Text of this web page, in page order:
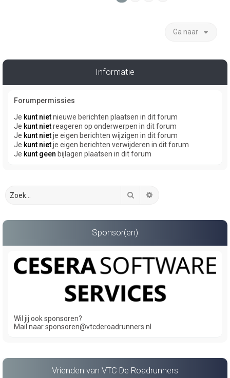
Ga naar
Informatie
Forumpermissies
Je kunt nietnieuwe berichten plaatsen in dit forum
Je kunt nietreageren op onderwerpen in dit forum
Je kunt nietje eigen berichten wijzigen in dit forum
Je kunt nietje eigen berichten verwijderen in dit forum
Je kunt geen bijlagen plaatsen in dit forum
Zoek
Sponsor(en)
Wil jij ook sponsoren?
Mail naar sponsoren@vtcderoadrunners.nl
Vrienden van VTC De Roadrunners